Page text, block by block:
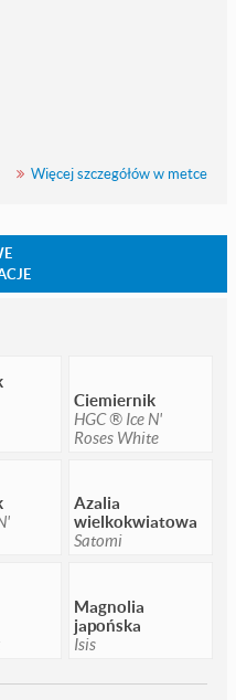
Więcej szczegółów w metce
Ciemiernik
HGC ® Ice N'
Roses White
Azalia
wielkokwiatowa
Satomi
Magnolia
japońska
Isis